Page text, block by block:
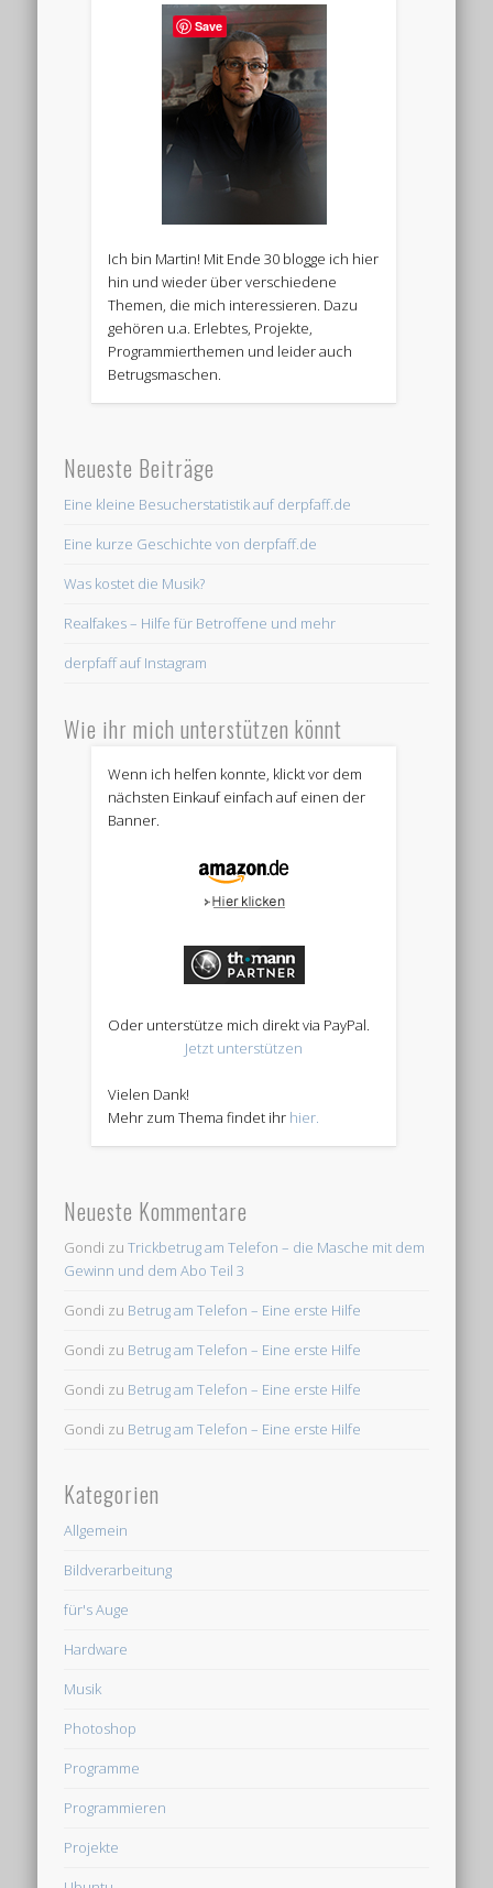
Ich bin Martin! Mit Ende 30 blogge ich hier
hin und wieder über verschiedene
Themen, die mich interessieren. Dazu
gehören u.a. Erlebtes, Projekte,
Programmierthemen und leider auch
Betrugsmaschen.
Neueste Beiträge
Eine kleine Besucherstatistik auf derpfaff.de
Eine kurze Geschichte von derpfaff.de
Was kostet die Musik?
Realfakes – Hilfe für Betroffene und mehr
derpfaff auf Instagram
Wie ihr mich unterstützen könnt
Wenn ich helfen konnte, klickt vor dem
nächsten Einkauf einfach auf einen der
Banner.
Oder unterstütze mich direkt via PayPal.
Jetzt unterstützen
Vielen Dank!
Mehr zum Thema findet ihr hier.
Neueste Kommentare
Gondi zuTrickbetrug am Telefon – die Masche mit dem
Gewinn und dem Abo Teil 3
Gondi zu Betrug am Telefon – Eine erste Hilfe
Gondi zu Betrug am Telefon – Eine erste Hilfe
Gondi zu Betrug am Telefon – Eine erste Hilfe
Gondi zu Betrug am Telefon – Eine erste Hilfe
Kategorien
Allgemein
Bildverarbeitung
für's Auge
Hardware
Musik
Photoshop
Programme
Programmieren
Projekte
Save